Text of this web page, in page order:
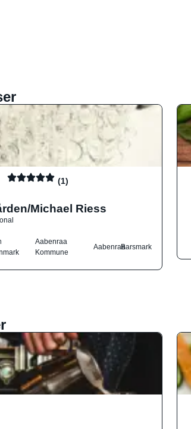
(1)
Michael Riess
Aabenraa
Kommune
AabenraaBarsmark